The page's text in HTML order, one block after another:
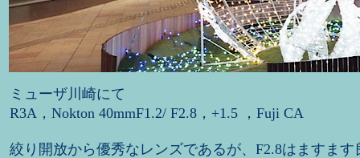
ミューザ川崎にて
R3A，Nokton 40mmF1.2/ F2.8，+1.5 ，Fuji CA
絞り開放から優秀なレンズであるが、F2.8はますます